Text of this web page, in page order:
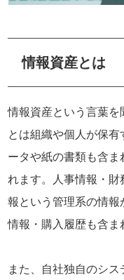
情報資産とは
情報資産という言葉
とは組織や個人が保
ータや紙の書類も含ま
れます。人事情報・
報という管理系の情
情報・購入履歴も含ま
また、自社独自のシ